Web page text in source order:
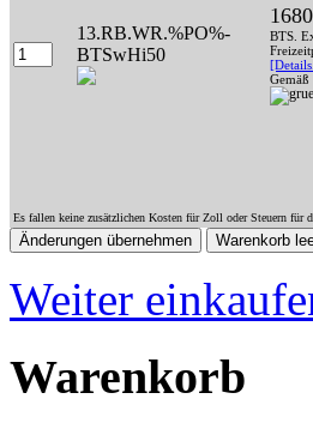
13.RB.WR.%PO%-
BTSwHi50
BTS.
Gemäß
Es fallen keine zusätzlichen Kosten für Zoll oder Steuern für
Weiter
Warenkorb